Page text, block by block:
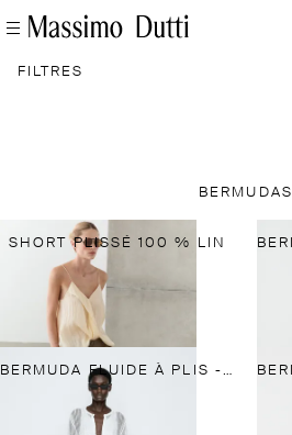
FILTRES
BERMUDAS
SHORT PLISSÉ 100 % LIN
BERMUDA FLUIDE À PLIS - STUDIO